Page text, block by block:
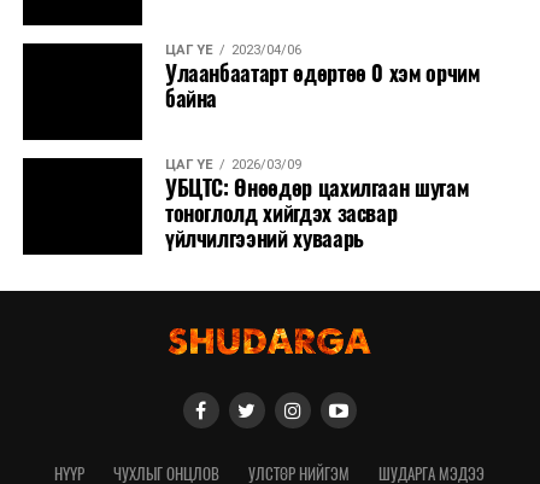
ЦАГ ҮЕ 2023/04/06
Улаанбаатарт өдөртөө 0 хэм орчим
байна
ЦАГ ҮЕ 2026/03/09
УБЦТС: Өнөөдөр цахилгаан шугам
тоноглолд хийгдэх засвар
үйлчилгээний хуваарь
НҮҮР ЧУХЛЫГ ОНЦЛОВ УЛСТӨР НИЙГЭМ ШУДАРГА МЭДЭЭ